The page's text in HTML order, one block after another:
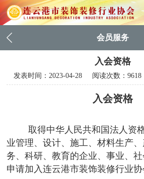
会员服务
入会资格
发表时间： 2023-04-28阅读次数：
入会资格
取得中华人民共和国法人资
业管理、设计、施工、材料生产
务、科研、教育的企业、事业、
申请加入连云港市装饰装修行业协